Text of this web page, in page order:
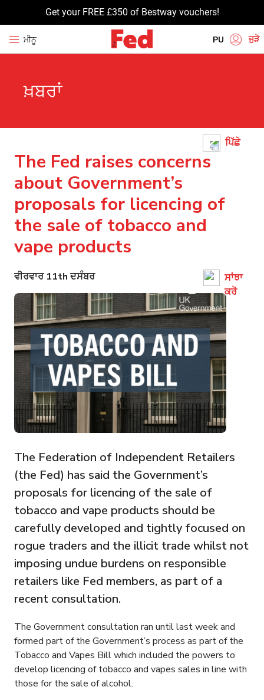
Get your FREE £350 of Bestway vouchers!
ਮੀਨੂ PU
BN
GU
ਜੁੜੋ
ਖ਼ਬਰਾਂ
ਪਿੱਛੇ
The Fed raises concerns
about Government’s
proposals for licencing of
the sale of tobacco and
vape products
ਵੀਰਵਾਰ 11th ਦਸੰਬਰ
ਸਾਂਝਾ
ਕਰੋ
The Federation of Independent Retailers
(the Fed) has said the Government’s
proposals for licencing of the sale of
tobacco and vape products should be
carefully developed and tightly focused on
rogue traders and the illicit trade whilst not
imposing undue burdens on responsible
retailers like Fed members, as part of a
recent consultation.
The Government consultation ran until last week and
formed part of the Government’s process as part of the
Tobacco and Vapes Bill which included the powers to
develop licencing of tobacco and vapes sales in line with
those for the sale of alcohol.